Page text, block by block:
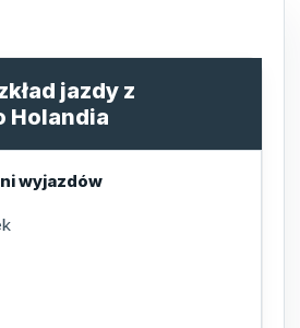
jazdy z
Holandia
wyjazdów